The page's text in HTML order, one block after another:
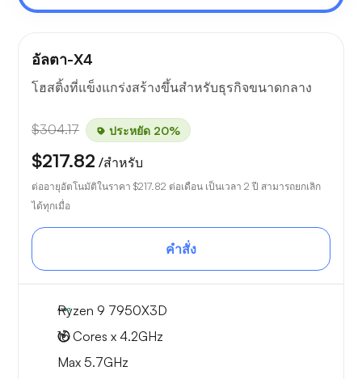
อัลตา-X4
โฮสติ้งที่แข็งแกร่งสร้างขึ้นสำหรับธุรกิจขนาดกลาง
$304.17 ประหยัด 20%
$217.82 /สำหรับ
ต่ออายุอัตโนมัติในราคา $217.82 ต่อเดือน เป็นเวลา 2 ปี สามารถยกเลิก
ได้ทุกเมื่อ
คำสั่ง
Ryzen 9 7950X3D
16 Cores x 4.2GHz
Max 5.7GHz